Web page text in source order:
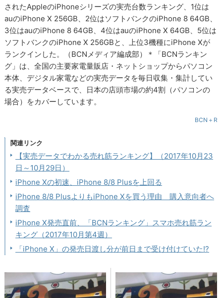
されたAppleのiPhoneシリーズの実売台数ランキング、1位は
auのiPhone X 256GB、2位はソフトバンクのiPhone 8 64GB、
3位はauのiPhone 8 64GB、4位はauのiPhone X 64GB、5位は
ソフトバンクのiPhone X 256GBと、上位3機種にiPhone Xが
ランクインした。（BCNメディア編成部）＊「BCNランキン
グ」は、全国の主要家電量販店・ネットショップからパソコン
本体、デジタル家電などの実売データを毎日収集・集計してい
る実売データベースで、日本の店頭市場の約4割（パソコンの
場合）をカバーしています。
BCN＋R
関連リンク
【実売データでわかる売れ筋ランキング】（2017年10月23
日～10月29日）
iPhone Xの初速、iPhone 8/8 Plusを上回る
iPhone 8/8 PlusよりもiPhone Xを買う理由 購入意向者へ
調査
iPhone X発売直前、「BCNランキング」スマホ売れ筋ラン
キング（2017年10月第4週）
「iPhone X」の発売日渡し分が前日まで受け付けていた!?